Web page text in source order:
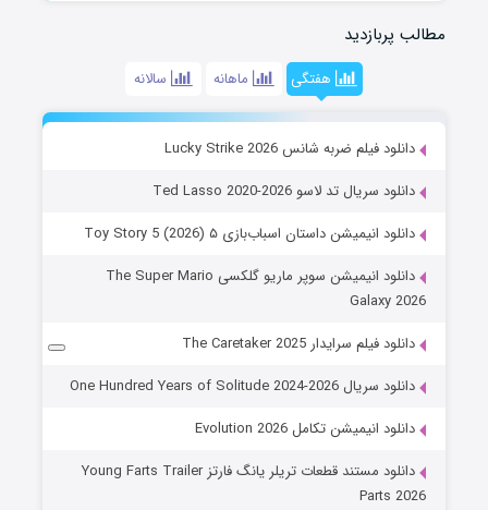
مطالب پربازدید
هفتگی ماهانه سالانه
دانلود فیلم ضربه شانس Lucky Strike 2026
دانلود سریال تد لاسو Ted Lasso 2020-2026
دانلود انیمیشن داستان اسباب‌بازی ۵ Toy Story 5 (2026)
دانلود انیمیشن سوپر ماریو گلکسی The Super Mario
Galaxy 2026
دانلود فیلم سرایدار The Caretaker 2025
دانلود سریال One Hundred Years of Solitude 2024-2026
دانلود انیمیشن تکامل Evolution 2026
دانلود مستند قطعات تریلر یانگ فارتز Young Farts Trailer
Parts 2026